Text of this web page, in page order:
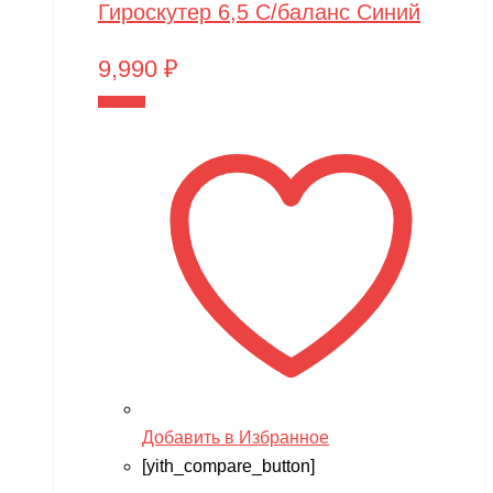
Гироскутер 6,5 С/баланс Синий
9,990 ₽
Добавить в Избранное
[yith_compare_button]